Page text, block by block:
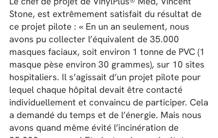
Stone, est extrêmement satisfait du résultat de
ce projet pilote : « En un an seulement, nous
avons pu collecter l’équivalent de 35.000
masques faciaux, soit environ 1 tonne de PVC (1
masque pèse environ 30 grammes), sur 10 sites
hospitaliers. Il s’agissait d’un projet pilote pour
lequel chaque hôpital devait être contacté
individuellement et convaincu de participer. Cela
a demandé du temps et de l’énergie. Mais nous
avons quand même évité l’incinération de